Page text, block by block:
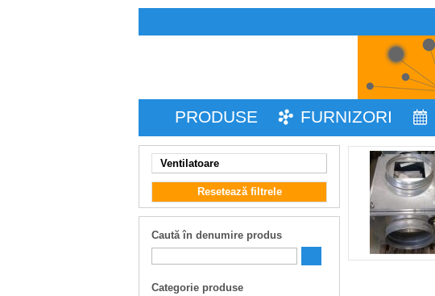
PRODUSE FURNIZORI
Ventilatoare
Resetează filtrele
Caută în denumire produs
Categorie produse